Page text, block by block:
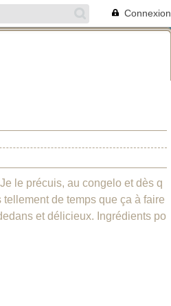
Connexion
le précuis, au congelo et dès q
de temps que ça à faire
et délicieux. Ingrédients po